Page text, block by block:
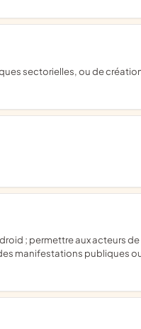
manifestations publiques